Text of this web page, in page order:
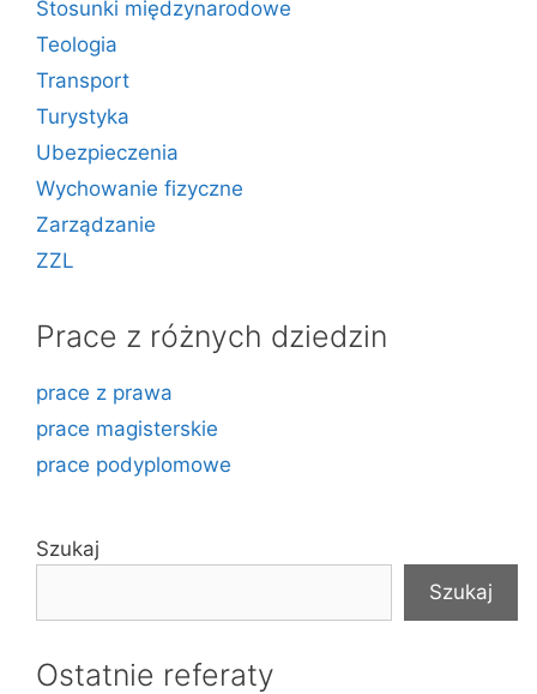
Stosunki międzynarodowe
Teologia
Transport
Turystyka
Ubezpieczenia
Wychowanie fizyczne
Zarządzanie
ZZL
Prace z różnych dziedzin
prace z prawa
prace magisterskie
prace podyplomowe
Szukaj
Szukaj
Ostatnie referaty